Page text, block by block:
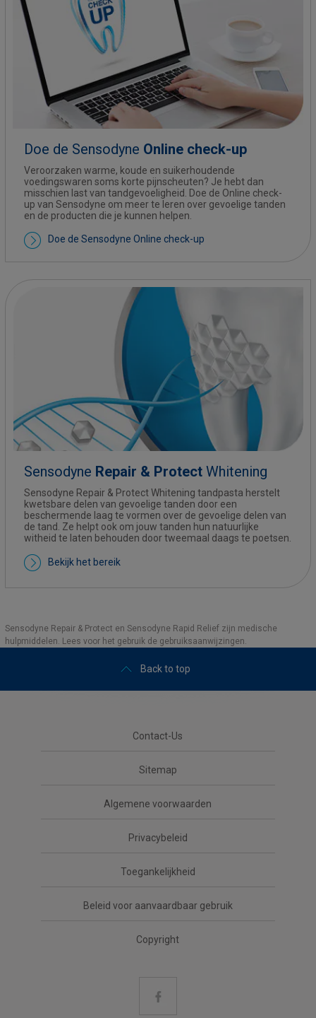
Doe de Sensodyne Online check-up
Veroorzaken warme, koude en suikerhoudende
voedingswaren soms korte pijnscheuten? Je hebt dan
misschien last van tandgevoeligheid. Doe de Online check-
up van Sensodyne om meer te leren over gevoelige tanden
en de producten die je kunnen helpen.
Doe de Sensodyne Online check-up
Sensodyne Repair & Protect Whitening
Sensodyne Repair & Protect Whitening tandpasta herstelt
kwetsbare delen van gevoelige tanden door een
beschermende laag te vormen over de gevoelige delen van
de tand. Ze helpt ook om jouw tanden hun natuurlijke
witheid te laten behouden door tweemaal daags te poetsen.
Bekijk het bereik
Sensodyne Repair & Protect en Sensodyne Rapid Relief zijn medische
hulpmiddelen. Lees voor het gebruik de gebruiksaanwijzingen.
Back to top
Contact-Us
Sitemap
Algemene voorwaarden
Privacybeleid
Toegankelijkheid
Beleid voor aanvaardbaar gebruik
Copyright